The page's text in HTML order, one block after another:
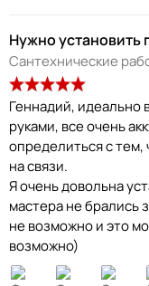
Нужно установить
Сантехнические
Геннадий, идеально
руками, все очень
определиться с тем,
на связи.
Я очень довольна
мастера не брались
не возможно и это
возможно)